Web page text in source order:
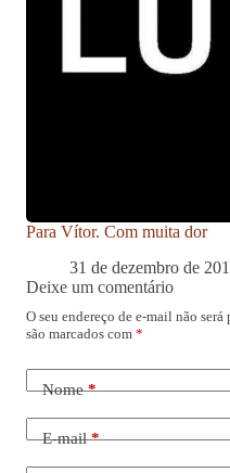
Para Vítor. Com muita dor
31 de dezembro de
Deixe um comentário
O seu endereço de e-mail não será
são marcados com *
Nome*
E-mail*